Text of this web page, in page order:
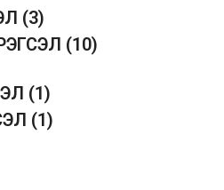
(3)
(10)
(1)
(1)